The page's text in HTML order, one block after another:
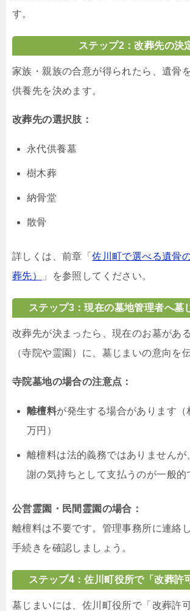
す。
ステップ2：改葬先の決
家族・親族の合意が得られたら、遺骨
供養先を決めます。
改葬先の選択肢：
永代供養墓
樹木葬
納骨堂
散骨
詳しくは、前章「佐川町で選べる遺骨
葬先）
」を参照してください。
ステップ3：現在の墓地管理者へ墓
改葬先が決まったら、現在のお墓があ
（寺院や霊園）に、墓じまいの意向を
寺院墓地の場合の注意点：
離檀料が発生する場合があります（
万円）
離檀料は法的義務ではありませんが
謝の気持ちとして支払うのが一般的
公営霊園・民間霊園の場合：
離檀料は不要です。管理事務所に連絡
手続きを確認しましょう。
ステップ4：佐川町役所で「改葬許
墓じまいには、佐川町役所で「改葬許